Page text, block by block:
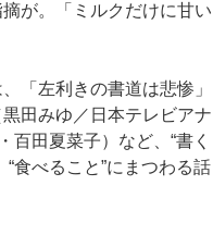
が。「ミルクだけに甘い
「左利きの書道は悲惨」
田みゆ／日本テレビアナ
田夏菜子）など、“書く
食べること”にまつわる話